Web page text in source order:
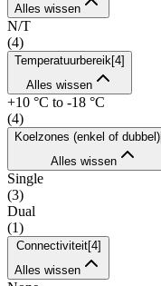
Alles wissen
N/T
(4)
Temperatuurbereik [4]
Alles wissen
+10 °C to -18 °C
(4)
Koelzones (enkel of dubbel)
Alles wissen
Single
(3)
Dual
(1)
Connectiviteit[4]
Alles wissen